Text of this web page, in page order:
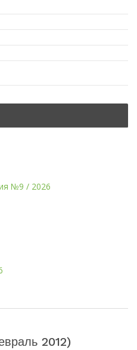
№9 / 2026
2012)